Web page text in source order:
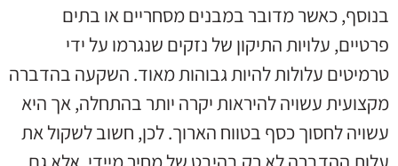
בנוסף, כאשר מדובר במבנים מסחריים או בתים
פרטיים, עלויות התיקון של נזקים שנגרמו על ידי
טרמיטים עלולות להיות גבוהות מאוד. השקעה בהדברה
מקצועית עשויה להיראות יקרה יותר בהתחלה, אך היא
עשויה לחסוך כסף בטווח הארוך. לכן, חשוב לשקול את